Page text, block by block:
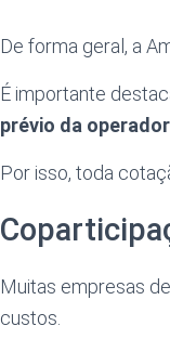
De forma geral, a
É importante
prévio da
Por isso, toda
Muitas empresas
custos.